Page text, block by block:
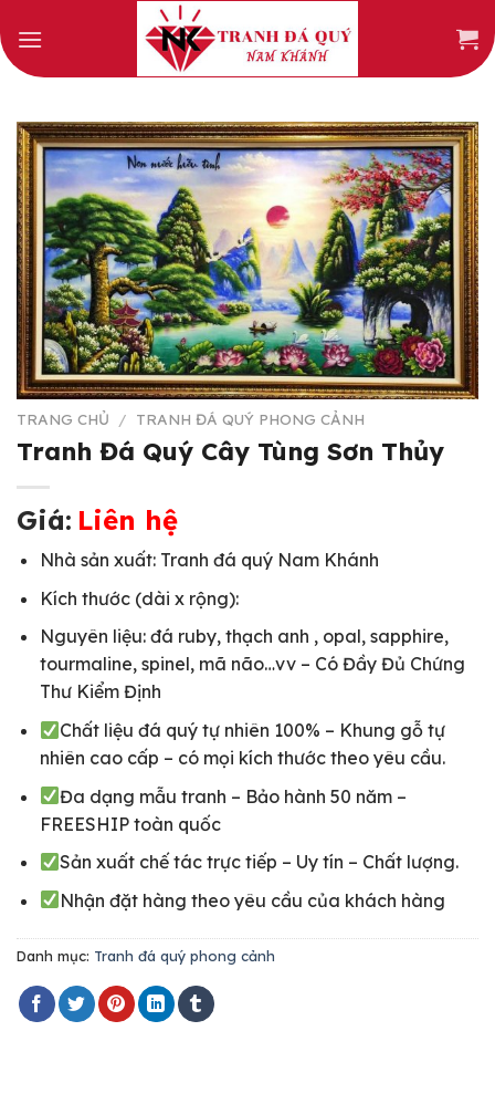
to
content
TRANG CHỦ / TRANH ĐÁ QUÝ PHONG CẢNH
Tranh Đá Quý Cây Tùng Sơn Thủy
Giá: Liên hệ
Nhà sản xuất: Tranh đá quý Nam Khánh
Kích thước (dài x rộng):
Nguyên liệu: đá ruby, thạch anh , opal, sapphire,
tourmaline, spinel, mã não…vv – Có Đầy Đủ Chứng
Thư Kiểm Định
Chất liệu đá quý tự nhiên 100% – Khung gỗ tự
nhiên cao cấp – có mọi kích thước theo yêu cầu.
Đa dạng mẫu tranh – Bảo hành 50 năm –
FREESHIP toàn quốc
Sản xuất chế tác trực tiếp – Uy tín – Chất lượng.
Nhận đặt hàng theo yêu cầu của khách hàng
Danh mục: Tranh đá quý phong cảnh